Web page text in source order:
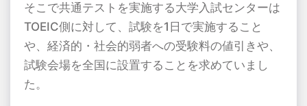
そこで共通テストを実施する大学入試センターは
TOEIC側に対して、試験を1 日で実施すること
や、経済的・社会的弱者への受験料の値引きや、
試験会場を全国に設置することを求めていまし
た。